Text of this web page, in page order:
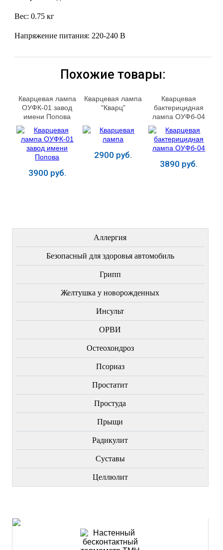
Вес: 0.75 кг
Напряжение питания: 220-240 В
Похожие товары:
Кварцевая лампа
ОУФК-01 завод
имени Попова
3900 руб.
Кварцевая лампа
"Кварц"
2900 руб.
Кварцевая
бактерицидная
лампа ОУФб-04
3890 руб.
Аллергия
Безопасный для здоровья автомобиль
Грипп
Желтушка у новорожденных
Инсульт
ОРВИ
Остеохондроз
Пcориаз
Простатит
Простуда
Прыщи
Радикулит
Суставы
Целлюлит